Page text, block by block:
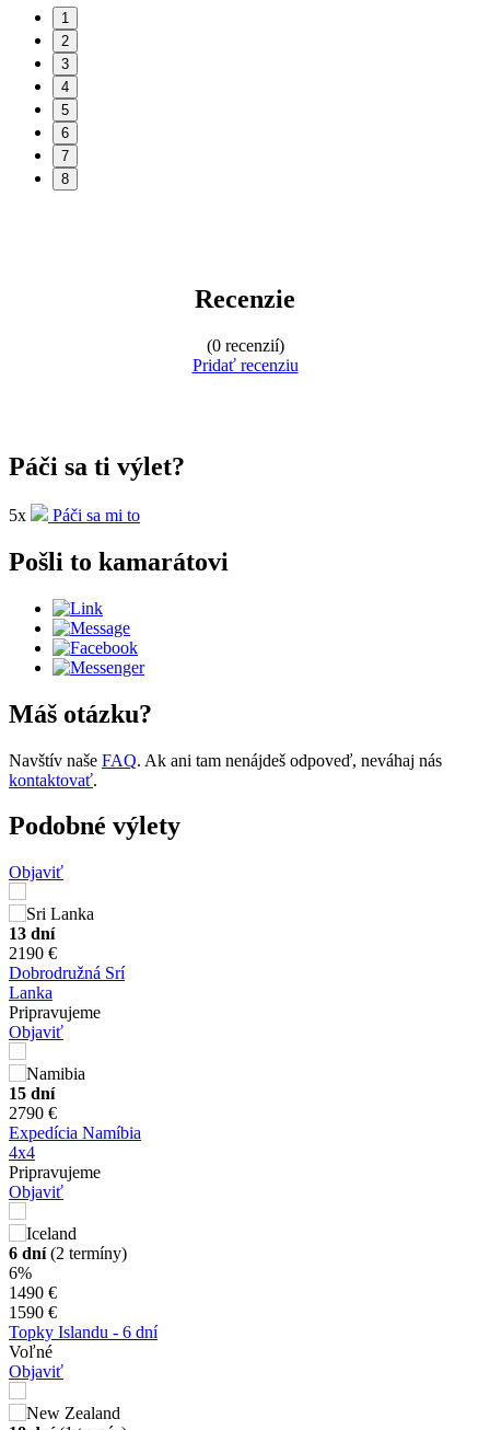
1
2
3
4
5
6
7
8
Recenzie
(0 recenzií)
Pridať recenziu
Páči sa ti výlet?
5x Páči sa mi to
Pošli to kamarátovi
Máš otázku?
Navštív naše FAQ. Ak ani tam nenájdeš odpoveď, neváhaj nás
kontaktovať.
Podobné výlety
Objaviť
13 dní
2190 €
Dobrodružná Srí
Lanka
Pripravujeme
Objaviť
15 dní
2790 €
Expedícia Namíbia
4x4
Pripravujeme
Objaviť
6 dní(2 termíny)
6%
1490 €
1590 €
Topky Islandu - 6 dní
Voľné
Objaviť